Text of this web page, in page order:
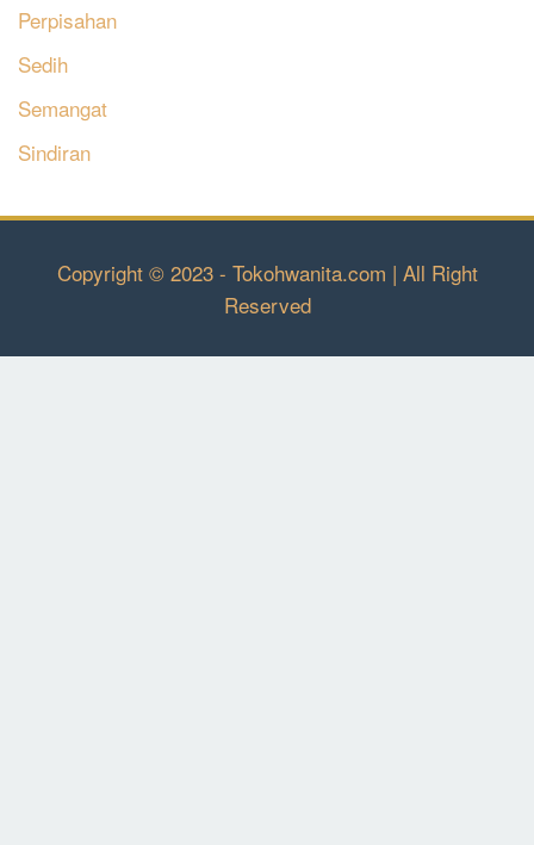
Perpisahan
Sedih
Semangat
Sindiran
Copyright © 2023 - Tokohwanita.com | All Right
Reserved